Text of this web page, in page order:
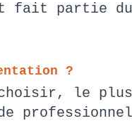
fait partie du
?
le